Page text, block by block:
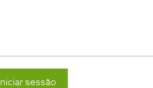
Iniciar sessão